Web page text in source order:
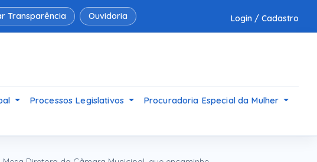
Transparência Ouvidoria Login / Cadastro
Processos Legislativos
Procuradoria Especial da Mulher